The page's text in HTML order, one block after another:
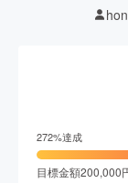
272%達成
目標金額200,000